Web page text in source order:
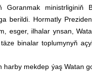
Goranmak ministrliginiň
berildi. Hormatly
esger, ilhalar ynsan,
binalar toplumynyň
mekdep ýaş Watan